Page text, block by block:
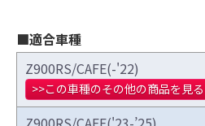
■適合車種
Z900RS/CAFE(-'22)
>>この車種のその他の商品を見る